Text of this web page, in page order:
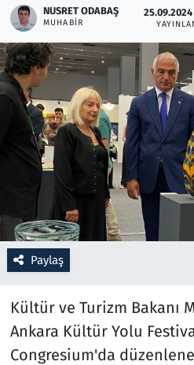
NUSRET ODABAŞ
MUHABIR
25.09.2024
Paylaş
Kültür ve Turizm Bakanı
Ankara Kültür Yolu
Congresium'da
Otomobil
Oyun
Ramazan
Resmi İlanlar
Rüya Tabirleri
Sağlık
Savunma Sanayi
Seçim 2023
Spor